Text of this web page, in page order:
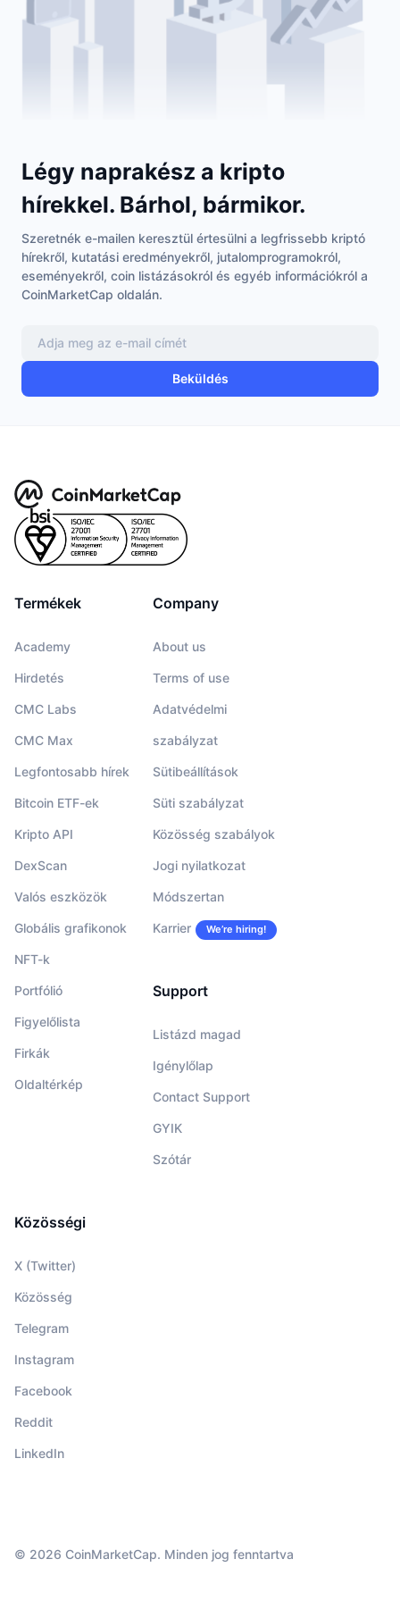
Felkapott
Sportok
Pénzügy
Technológia
Összefoglaló NFT statisztikák
Kripto ETF-ek
RSI
MACD
Származékos termékek
Áttekintés
Tanulj
Videók
Szótár
Kampányok
Airdropok
Gyémánt jutalmak
Naptár
ICO Naptár
Esemény naptár
Légy naprakész a kripto
hírekkel. Bárhol, bármikor.
Szeretnék e-mailen keresztül értesülni a legfrissebb kriptó
hírekről, kutatási eredményekről, jutalomprogramokról,
eseményekről, coin listázásokról és egyéb információkról a
CoinMarketCap oldalán.
Beküldés
Termékek
Academy
Hirdetés
CMC Labs
CMC Max
Legfontosabb hírek
Bitcoin ETF-ek
Kripto API
DexScan
Valós eszközök
Globális grafikonok
NFT-k
Portfólió
Figyelőlista
Firkák
Oldaltérkép
Company
About us
Terms of use
Adatvédelmi
szabályzat
Sütibeállítások
Süti szabályzat
Közösség szabályok
Jogi nyilatkozat
Módszertan
Karrier We’re hiring!
Support
Listázd magad
Igénylőlap
Contact Support
GYIK
Szótár
Közösségi
X (Twitter)
Közösség
Telegram
Instagram
Facebook
Reddit
LinkedIn
© 2026 CoinMarketCap. Minden jog fenntartva